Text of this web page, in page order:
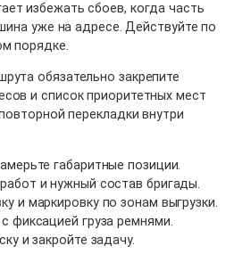
избежать сбоев, когда часть
уже на адресе. Действуйте по
порядке.
обязательно закрепите
и список приоритетных мест
перекладки внутри
габаритные позиции.
и нужный состав бригады.
и маркировку по зонам выгрузки.
фиксацией груза ремнями.
и закройте задачу.